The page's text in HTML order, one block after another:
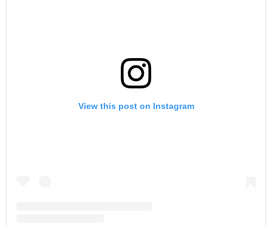
View this post on Instagram